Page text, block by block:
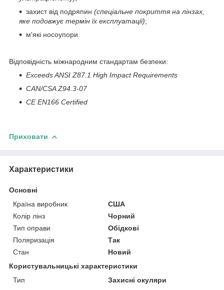
захист від подряпин (спеціальне покриття на лінзах,
яке подовжує термін їх експлуатації);
м'які носоупори.
Відповідність міжнародним стандартам безпеки:
Exceeds ANSI Z87.1 High Impact Requirements
CAN/CSA Z94.3-07
CE EN166 Certified
Приховати
Характеристики
Основні
Країна виробник
США
Колір лінз
Чорний
Тип оправи
Обідкові
Поляризація
Так
Стан
Новий
Користувальницькі характеристики
Тип
Захисні окуляри